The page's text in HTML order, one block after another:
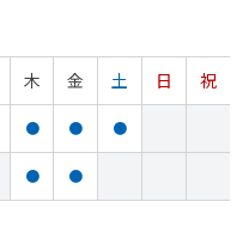
木 金 土 日
祝
● ● ●
● ●